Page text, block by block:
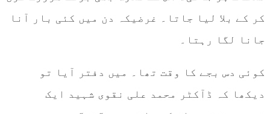
کر کے بلا لیا جاتا۔ غرضیکہ دن میں کئی بار آنا
جانا لگا رہتا۔
کوئی دس بجے کا وقت تھا۔ میں دفتر آیا تو
دیکھا کہ ڈآکٹر محمد علی نقوی شہید ایک